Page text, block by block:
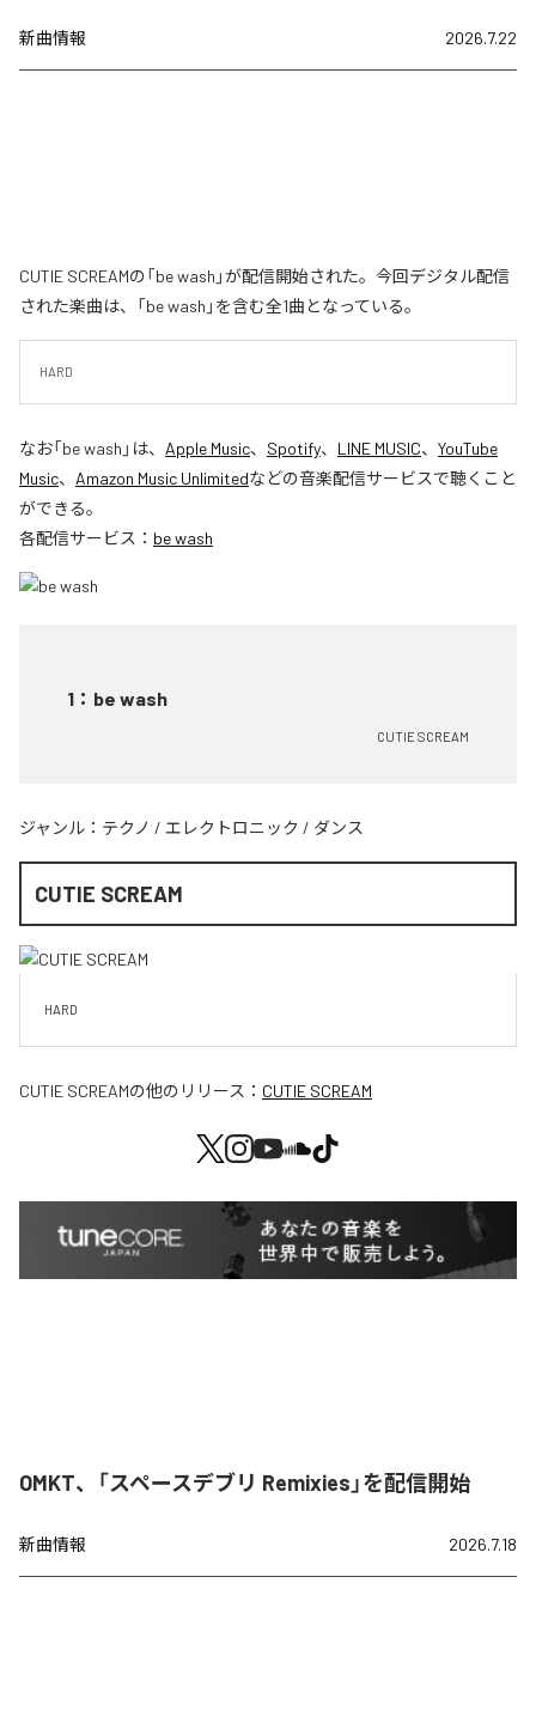
新曲情報 2026.7.22
CUTIE SCREAMの「be wash」が配信開始された。今回デジタル配信
された楽曲は、「be wash」を含む全1曲となっている。
HARD
なお「be wash 」は、 Apple Music、 Spotify、 LINE MUSIC、 YouTube
Music、 Amazon Music Unlimitedなどの音楽配信サービスで聴くこと
ができる。
各配信サービス： be wash
1 ： be wash
CUTIE SCREAM
ジャンル： テクノ / エレクトロニック / ダンス
CUTIE SCREAM
HARD
CUTIE SCREAMの他のリリース： CUTIE SCREAM
OMKT、「スペースデブリ Remixies」を配信開始
新曲情報 2026.7.18